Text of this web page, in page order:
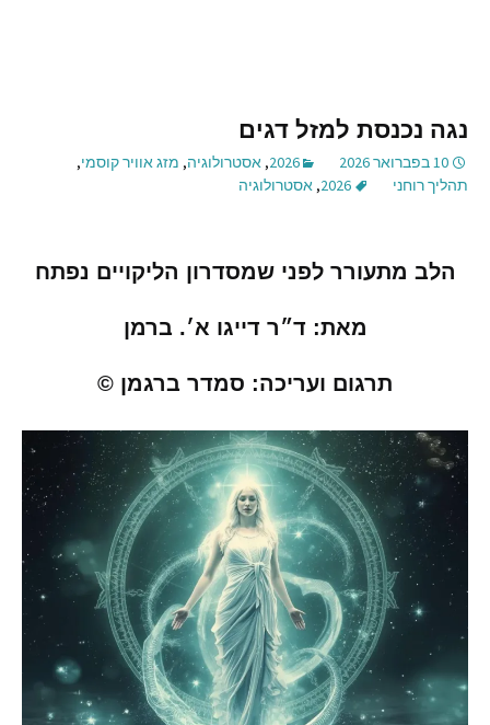
נגה נכנסת למזל דגים
10 בפברואר 2026 2026
, אסטרולוגיה, מזג אוויר קוסמי,
תהליך רוחני
2026
, אסטרולוגיה
הלב מתעורר לפני שמסדרון הליקויים נפתח
מאת:ד״ר דייגו א׳. ברמן
תרגום ועריכה: סמדר ברגמן ©